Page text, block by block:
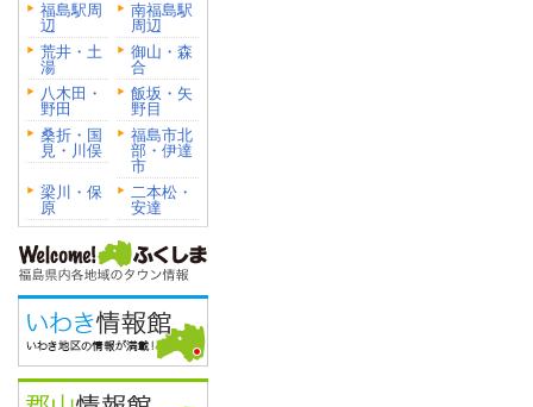
福島駅周
辺
南福島駅
周辺
荒井・土
湯
御山・森
合
八木田・
野田
飯坂・矢
野目
桑折・国
見・川俣
福島市北
部・伊達
市
梁川・保
原
二本松・
安達